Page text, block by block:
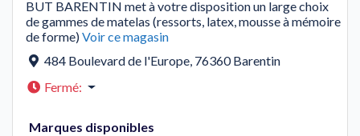
BUT BARENTIN met à votre disposition un large choix
de gammes de matelas (ressorts, latex, mousse à mémoire
de forme)Voir ce magasin
484 Boulevard de l'Europe, 76360 Barentin
Fermé:
Marques disponibles